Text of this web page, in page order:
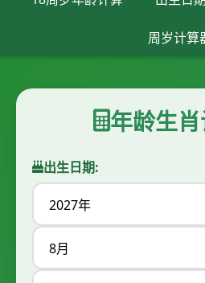
周岁计算
年龄生
出生日期: